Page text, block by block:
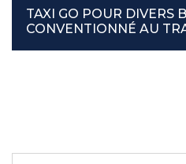
TAXI GO POUR DIVERS
CONVENTIONNÉ AU